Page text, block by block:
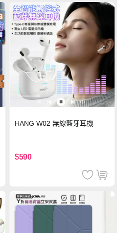
HANG W02 無線藍牙耳機
$590